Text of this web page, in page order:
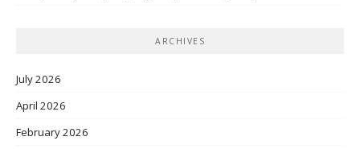
ARCHIVES
July 2026
April 2026
February 2026